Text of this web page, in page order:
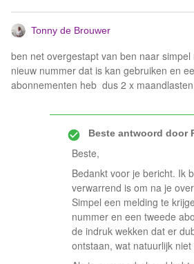
Tonny de Brouwer
ben net overgestapt van ben naar
nieuw nummer dat is kan gebruiken en
abonnementen heb dus 2 x
Beste antwoord door
Beste,
Bedankt voor je bericht. Ik
verwarrend is om na je
Simpel een melding te
nummer en een tweede
de indruk wekken dat er
ontstaan, wat natuurlijk